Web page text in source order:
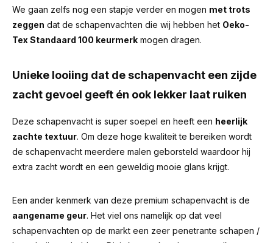
We gaan zelfs nog een stapje verder en mogen met trots
zeggen dat de schapenvachten die wij hebben het Oeko-
Tex Standaard 100 keurmerk mogen dragen.
Unieke looiing dat de schapenvacht een zijde
zacht gevoel geeft én ook lekker laat ruiken
Deze schapenvacht is super soepel en heeft een heerlijk
zachte textuur. Om deze hoge kwaliteit te bereiken wordt
de schapenvacht meerdere malen geborsteld waardoor hij
extra zacht wordt en een geweldig mooie glans krijgt.
Een ander kenmerk van deze premium schapenvacht is de
aangename geur. Het viel ons namelijk op dat veel
schapenvachten op de markt een zeer penetrante schapen /